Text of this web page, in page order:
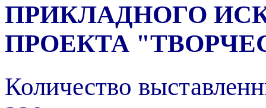
ПРИКЛАДНОГО
ПРОЕКТА
Количество